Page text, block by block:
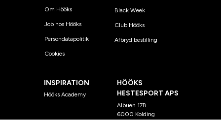
Om Hööks
Job hos Hööks
Persondatapolitik
Cookies
Black Week
Club Hööks
Afbryd bestilling
INSPIRATION
Hööks Academy
HÖÖKS
HESTESPORT APS
Albuen 17B
6000 Kolding